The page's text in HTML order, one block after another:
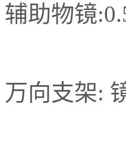
辅助物镜
万向支架: